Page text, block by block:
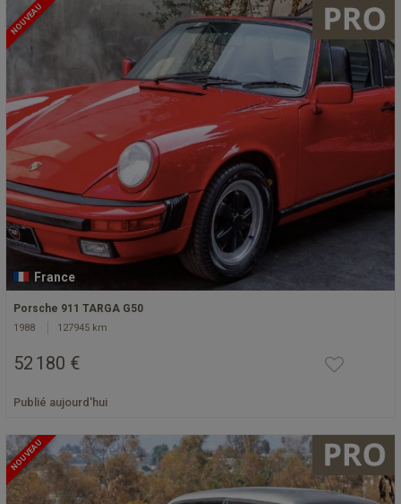
NOUVEAU
France
Porsche 911 TARGA G50
1988 127945 km
52 180 €
Publié aujourd'hui
NOUVEAU